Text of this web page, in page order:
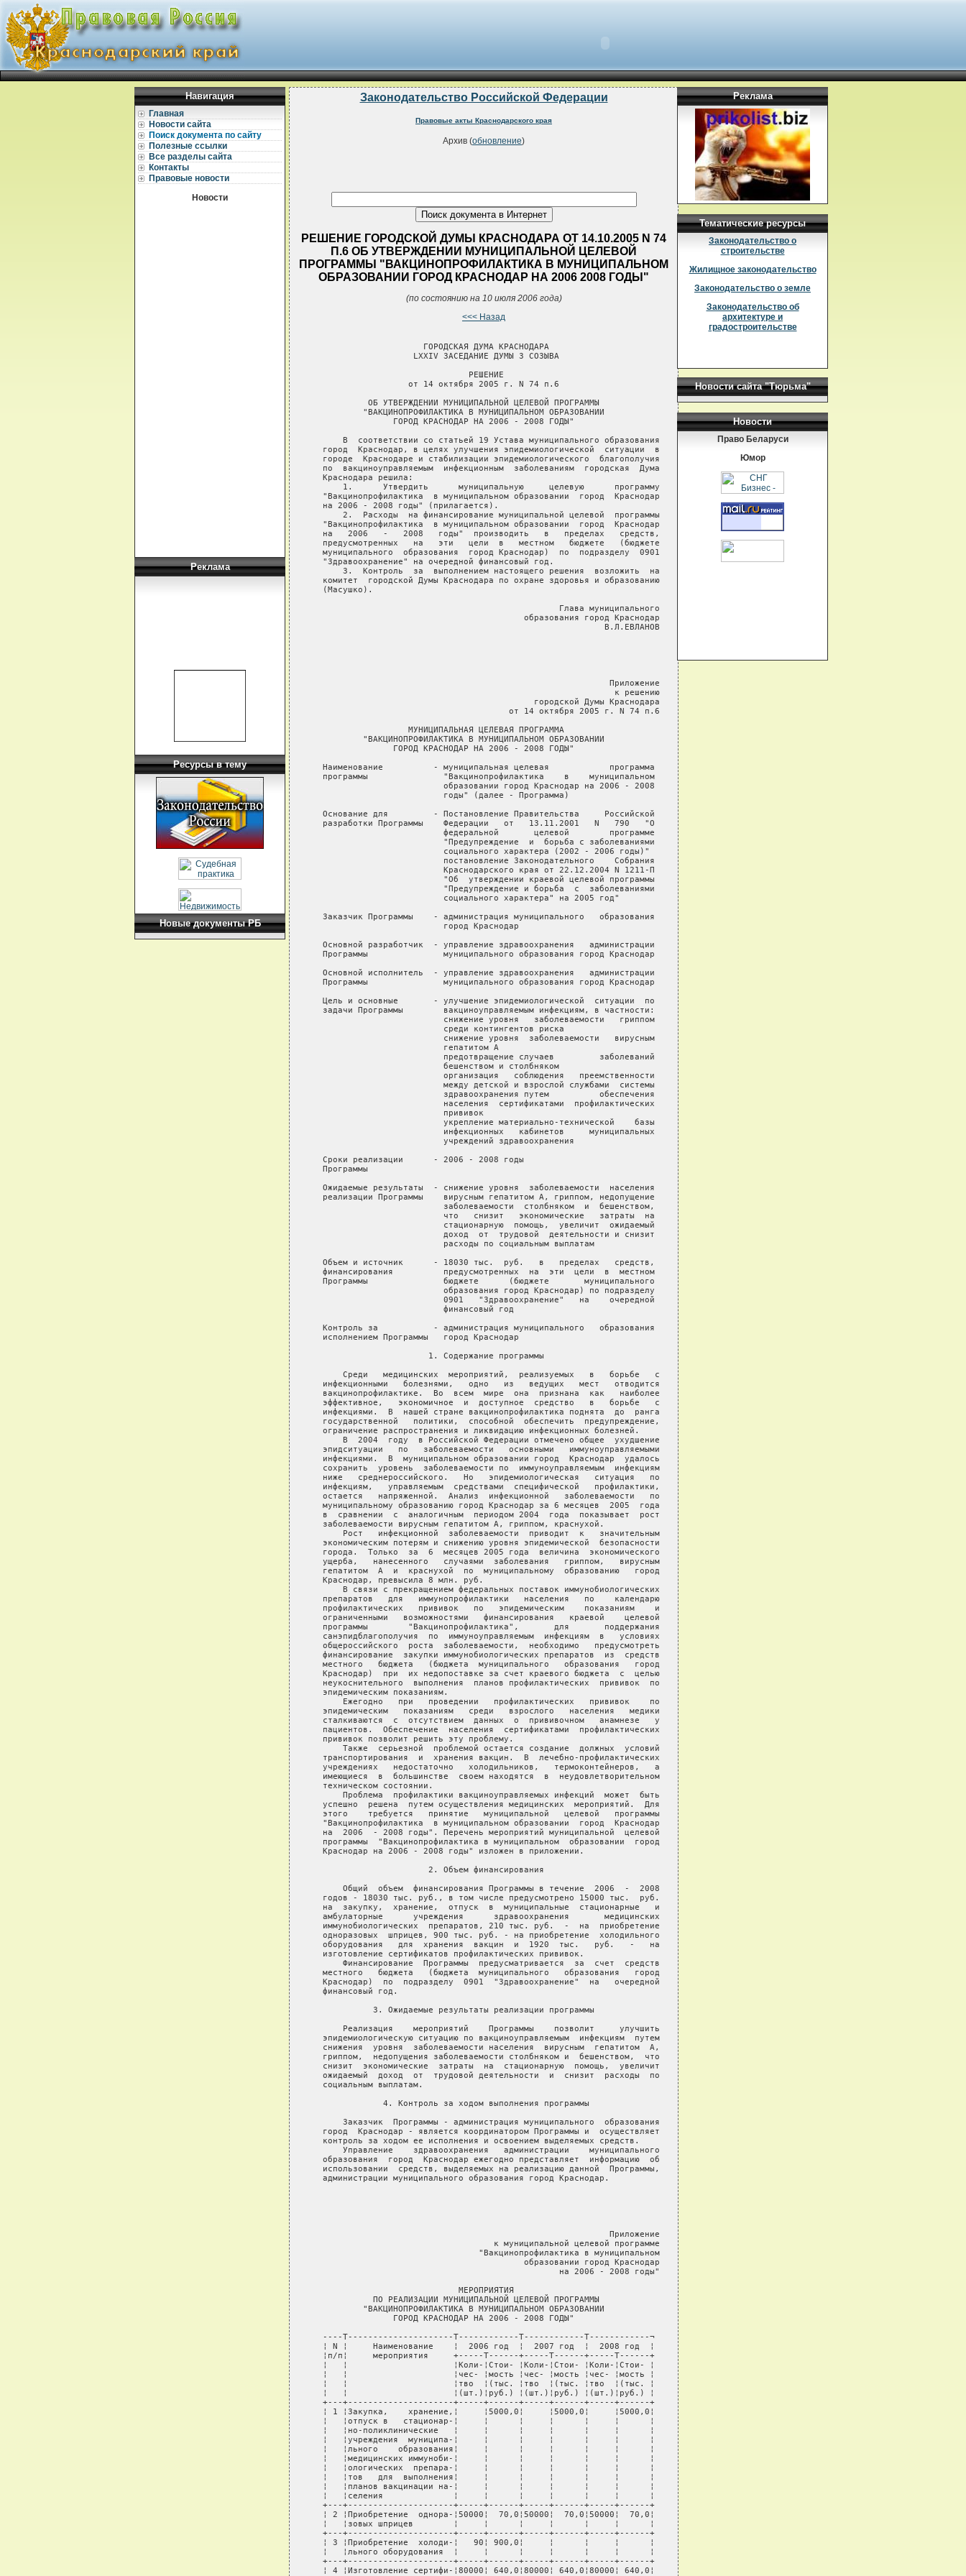
Навигация
Главная
Новости сайта
Поиск документа по сайту
Полезные ссылки
Все разделы сайта
Контакты
Правовые новости
Новости
Реклама
Ресурсы в тему
Новые документы РБ
Законодательство Российской Федерации
Правовые акты Краснодарского края
Архив (обновление)
РЕШЕНИЕ ГОРОДСКОЙ ДУМЫ КРАСНОДАРА ОТ 14.10.2005 N 74
П.6 ОБ УТВЕРЖДЕНИИ МУНИЦИПАЛЬНОЙ ЦЕЛЕВОЙ
ПРОГРАММЫ "ВАКЦИНОПРОФИЛАКТИКА В МУНИЦИПАЛЬНОМ
ОБРАЗОВАНИИ ГОРОД КРАСНОДАР НА 2006 2008 ГОДЫ"
(по состоянию на 10 июля 2006 года)
<<< Назад
Реклама
Тематические ресурсы
Законодательство о
строительстве
Жилищное законодательство
Законодательство о земле
Законодательство об
архитектуре и
градостроительстве
Новости сайта "Тюрьма"
Новости
Право Беларуси
Юмор